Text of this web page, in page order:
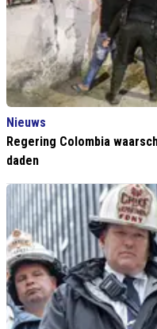
Nieuws
Regering Colombia
daden